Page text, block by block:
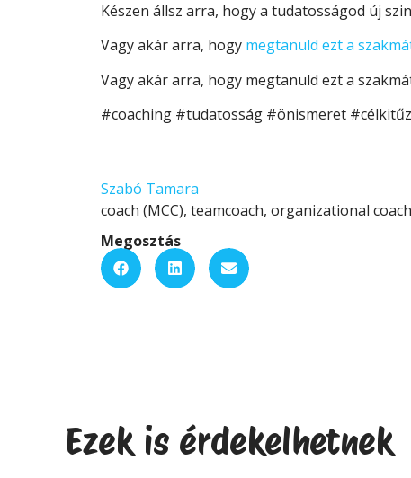
Készen állsz arra, hogy a tudatosságod új
Vagy akár arra, hogy megtanuld ezt a
Vagy akár arra, hogy megtanuld ezt a
#coaching #tudatosság #önismeret
Szabó Tamara
coach (MCC), teamcoach, organizational coach
Megosztás
Ezek is érdekelhetnek